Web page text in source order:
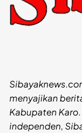
menyajikan
Kabupaten
independen,